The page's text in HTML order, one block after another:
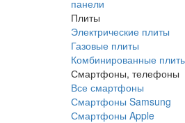
панели
Плиты
Электрические плиты
Газовые плиты
Комбинированные
Смартфоны, телефоны
Все смартфоны
Смартфоны Samsung
Смартфоны Apple